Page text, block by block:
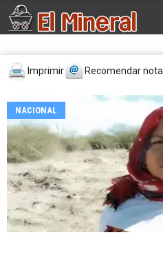
Imprimir Recomendar nota
NACIONAL